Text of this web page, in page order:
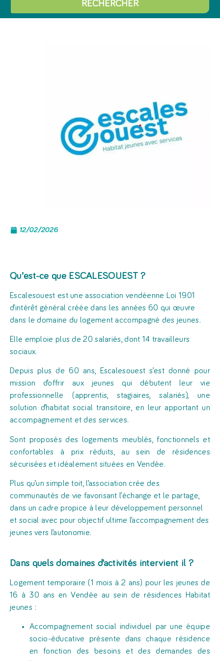
RECHERCHER
12/02/2026
Qu’est-ce que ESCALESOUEST ?
Escalesouest est une association vendéenne Loi 1901
d’intérêt général créée dans les années 60 qui œuvre
dans le domaine du logement accompagné des jeunes.
Elle emploie plus de 20 salariés, dont 14 travailleurs
sociaux.
Depuis plus de 60 ans, Escalesouest s’est donné pour
mission d’offrir aux jeunes qui débutent leur vie
professionnelle (apprentis, stagiaires, salariés), une
solution d’habitat social transitoire, en leur apportant un
accompagnement et des services.
Sont proposés des logements meublés, fonctionnels et
confortables à prix réduits, au sein de résidences
sécurisées et idéalement situées en Vendée.
Plus qu’un simple toit, l’association crée des
communautés de vie favorisant l’échange et le partage,
dans un cadre propice à leur développement personnel
et social avec pour objectif ultime l’accompagnement des
jeunes vers l’autonomie.
Dans quels domaines d’activités intervient il ?
Logement temporaire (1 mois à 2 ans) pour les jeunes de
16 à 30 ans en Vendée au sein de résidences Habitat
jeunes :
Accompagnement social individuel par une équipe
socio-éducative présente dans chaque résidence
en fonction des besoins et des demandes des